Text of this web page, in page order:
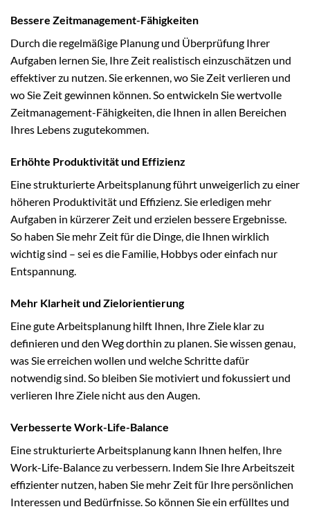
Bessere Zeitmanagement-Fähigkeiten
Durch die regelmäßige Planung und Überprüfung Ihrer
Aufgaben lernen Sie, Ihre Zeit realistisch einzuschätzen und
effektiver zu nutzen. Sie erkennen, wo Sie Zeit verlieren und
wo Sie Zeit gewinnen können. So entwickeln Sie wertvolle
Zeitmanagement-Fähigkeiten, die Ihnen in allen Bereichen
Ihres Lebens zugutekommen.
Erhöhte Produktivität und Effizienz
Eine strukturierte Arbeitsplanung führt unweigerlich zu einer
höheren Produktivität und Effizienz. Sie erledigen mehr
Aufgaben in kürzerer Zeit und erzielen bessere Ergebnisse.
So haben Sie mehr Zeit für die Dinge, die Ihnen wirklich
wichtig sind – sei es die Familie, Hobbys oder einfach nur
Entspannung.
Mehr Klarheit und Zielorientierung
Eine gute Arbeitsplanung hilft Ihnen, Ihre Ziele klar zu
definieren und den Weg dorthin zu planen. Sie wissen genau,
was Sie erreichen wollen und welche Schritte dafür
notwendig sind. So bleiben Sie motiviert und fokussiert und
verlieren Ihre Ziele nicht aus den Augen.
Verbesserte Work-Life-Balance
Eine strukturierte Arbeitsplanung kann Ihnen helfen, Ihre
Work-Life-Balance zu verbessern. Indem Sie Ihre Arbeitszeit
effizienter nutzen, haben Sie mehr Zeit für Ihre persönlichen
Interessen und Bedürfnisse. So können Sie ein erfülltes und